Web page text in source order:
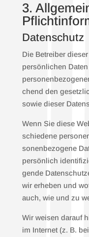
3.
Daten­schutz
Die Betrei­ber
per­sön­li­chen
chend den
sowie die­ser
Wenn Sie die­se
schie­de­ne
so­nen­be­zo­ge­ne
per­sön­lich
gen­de
wir erhe­ben und
auch, wie und zu
Wir wei­sen dar­auf
im Inter­net (z. B.